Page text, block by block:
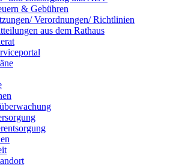
& Gebühren
Verordnungen/ Richtlinien
aus dem Rathaus